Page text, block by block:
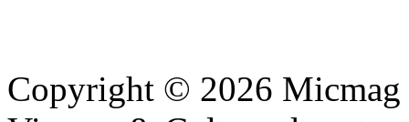
Copyright © 2026 Micmag